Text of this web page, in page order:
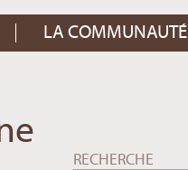
LA COMMUNAUTÉ
RECHERCHE